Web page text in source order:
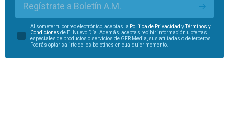
Regístrate a Boletín A.M.
Al someter tu correo electrónico, aceptas la Política de Privacidad yTérminos y
Condiciones de El Nuevo Día. Además, aceptas recibir información u ofertas
especiales de productos o servicios de GFR Media, sus afiliadas o de terceros.
Podrás optar salirte de los boletines en cualquier momento.